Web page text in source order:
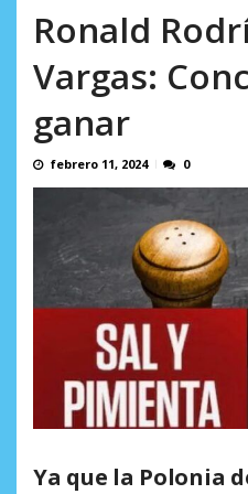
AGOSTO 6,
Ronald
Vargas:
ganar
febrero 11, 2024 0
Ya que la Polonia